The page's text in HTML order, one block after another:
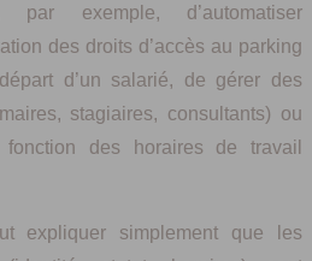
par exemple, d’automatiser
des droits d’accès au parking
d’un salarié, de gérer des
stagiaires, consultants) ou
des horaires de travail
expliquer simplement que les